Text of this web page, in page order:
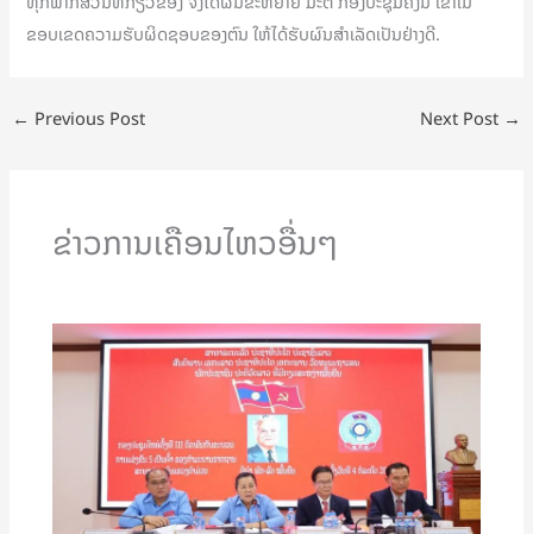
ຂອບເຂດຄວາມຮັບຜິດຊອບຂອງຕົນ ໃຫ້ໄດ້ຮັບຜົນສໍາເລັດເປັນຢ່າງດີ.
← Previous Post Next Post →
ຂ່າວການເຄືອນໄຫວອື່ນໆ